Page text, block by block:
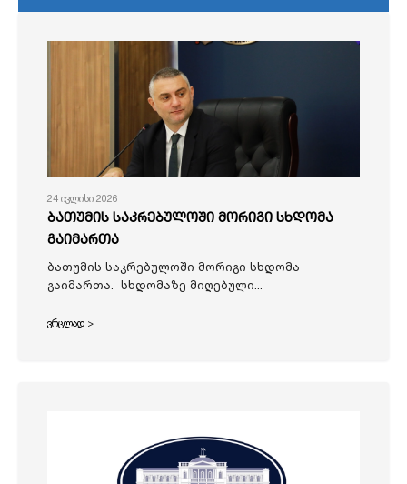
24 ივლისი 2026
ბათუმის საკრებულოში მორიგი სხდომა
გაიმართა
ბათუმის საკრებულოში მორიგი სხდომა
გაიმართა. სხდომაზე მიღებული...
ვრცლად >